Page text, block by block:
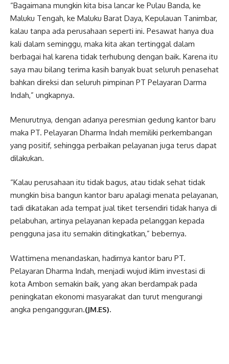
“Bagaimana mungkin kita bisa lancar ke Pulau Banda, ke
Maluku Tengah, ke Maluku Barat Daya, Kepulauan Tanimbar,
kalau tanpa ada perusahaan seperti ini. Pesawat hanya dua
kali dalam seminggu, maka kita akan tertinggal dalam
berbagai hal karena tidak terhubung dengan baik. Karena itu
saya mau bilang terima kasih banyak buat seluruh penasehat
bahkan direksi dan seluruh pimpinan PT Pelayaran Darma
Indah,” ungkapnya.
Menurutnya, dengan adanya peresmian gedung kantor baru
maka PT. Pelayaran Dharma Indah memiliki perkembangan
yang positif, sehingga perbaikan pelayanan juga terus dapat
dilakukan.
“Kalau perusahaan itu tidak bagus, atau tidak sehat tidak
mungkin bisa bangun kantor baru apalagi menata pelayanan,
tadi dikatakan ada tempat jual tiket tersendiri tidak hanya di
pelabuhan, artinya pelayanan kepada pelanggan kepada
pengguna jasa itu semakin ditingkatkan,” bebernya.
Wattimena menandaskan, hadirnya kantor baru PT.
Pelayaran Dharma Indah, menjadi wujud iklim investasi di
kota Ambon semakin baik, yang akan berdampak pada
peningkatan ekonomi masyarakat dan turut mengurangi
angka pengangguran.(JM.ES).